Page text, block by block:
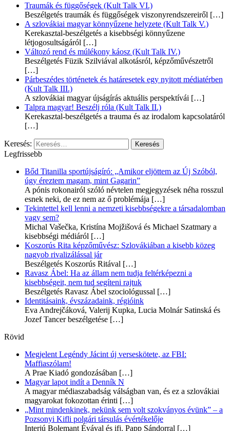
Traumák és függőségek (Kult Talk VI.)
Beszélgetés traumák és függőségek viszonyrendszereiről […]
A szlovákiai magyar könnyűzene helyzete (Kult Talk V.)
Kerekasztal-beszélgetés a kisebbségi könnyűzene
létjogosultságáról […]
Változó rend és múlékony káosz (Kult Talk IV.)
Beszélgetés Füzik Szilviával alkotásról, képzőművészetről
[…]
Párbeszédes történetek és határesetek egy nyitott médiatérben
(Kult Talk III.)
A szlovákiai magyar újságírás aktuális perspektívái […]
Talpra magyar! Beszélj róla (Kult Talk II.)
Kerekasztal-beszélgetés a trauma és az irodalom kapcsolatáról
[…]
Keresés:
Legfrissebb
Bőd Titanilla sportújságíró: „Amikor eljöttem az Új Szóból,
úgy éreztem magam, mint Gagarin”
A pónis rokonairól szóló névtelen megjegyzések néha rosszul
esnek neki, de ez nem az ő problémája […]
Tekintettel kell lenni a nemzeti kisebbségekre a társadalomban
vagy sem?
Michal Vašečka, Kristína Mojžišová és Michael Szatmary a
kisebbségi médiáról […]
Koszorús Rita képzőművész: Szlovákiában a kisebb közeg
nagyob rivalizálással jár
Beszélgetés Koszorús Ritával […]
Ravasz Ábel: Ha az állam nem tudja feltérképezni a
kisebbségeit, nem tud segíteni rajtuk
Beszélgetés Ravasz Ábel szociológussal […]
Identitásaink, évszázadaink, régióink
Eva Andrejčáková, Valerij Kupka, Lucia Molnár Satinská és
Jozef Tancer beszélgetése […]
Rövid
Megjelent Legéndy Jácint új verseskötete, az FBI:
Maffiaszólam!
A Prae Kiadó gondozásában […]
Magyar lapot indít a Denník N
A magyar médiaszabadság válságban van, és ez a szlovákiai
magyarokat fokozottan érinti […]
„Mint mindenkinek, nekünk sem volt szokványos évünk” – a
Pozsonyi Kifli polgári társulás évértékelője
Interjú Bolemant Évával és ifj. Papp Sándorral […]